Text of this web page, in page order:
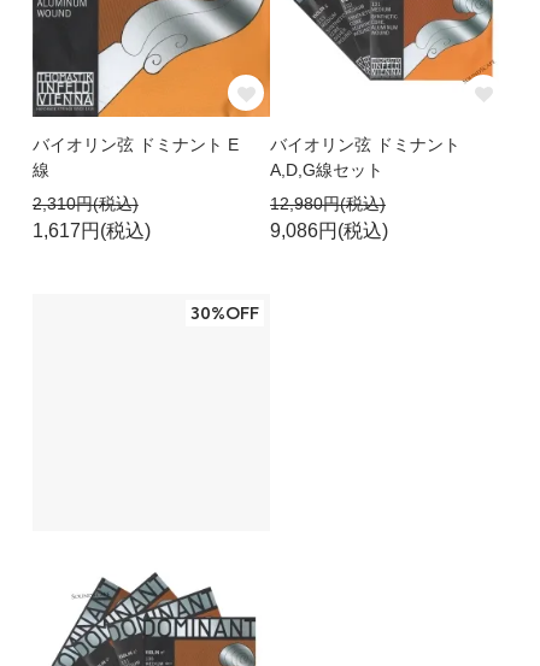
バイオリン弦 ドミナント E
線
2,310円(税込)
1,617円(税込)
バイオリン弦 ドミナント
A,D,G線セット
12,980円(税込)
9,086円(税込)
30%OFF